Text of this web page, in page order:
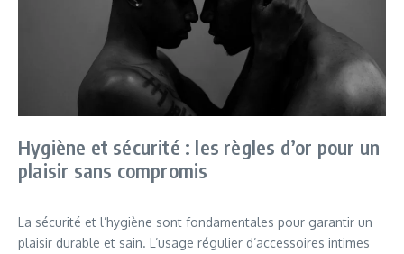
Hygiène et sécurité : les règles d’or pour un
plaisir sans compromis
La sécurité et l’hygiène sont fondamentales pour garantir un
plaisir durable et sain. L’usage régulier d’accessoires intimes